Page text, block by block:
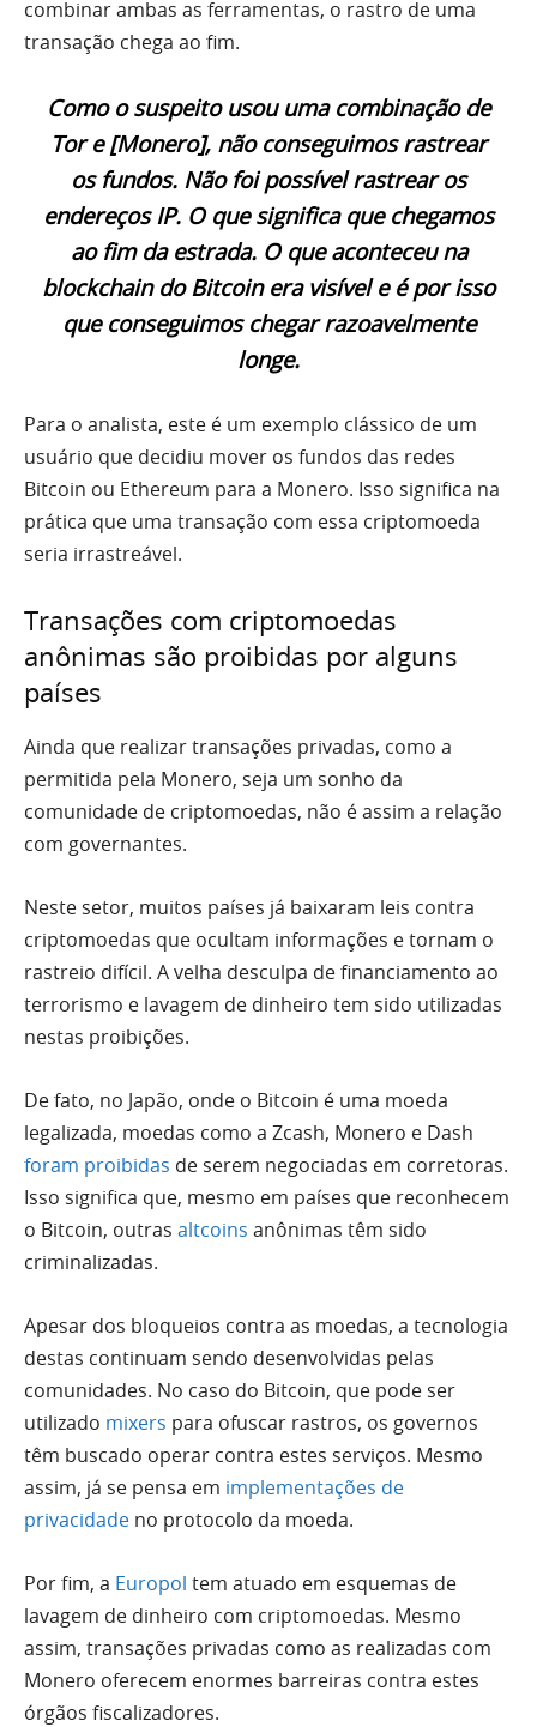
combinar ambas as ferramentas, o rastro de uma
transação chega ao fim.
Como o suspeito usou uma combinação de
Tor e [Monero], não conseguimos rastrear
os fundos. Não foi possível rastrear os
endereços IP. O que significa que chegamos
ao fim da estrada. O que aconteceu na
blockchain do Bitcoin era visível e é por isso
que conseguimos chegar razoavelmente
longe.
Para o analista, este é um exemplo clássico de um
usuário que decidiu mover os fundos das redes
Bitcoin ou Ethereum para a Monero. Isso significa na
prática que uma transação com essa criptomoeda
seria irrastreável.
Transações com criptomoedas
anônimas são proibidas por alguns
países
Ainda que realizar transações privadas, como a
permitida pela Monero, seja um sonho da
comunidade de criptomoedas, não é assim a relação
com governantes.
Neste setor, muitos países já baixaram leis contra
criptomoedas que ocultam informações e tornam o
rastreio difícil. A velha desculpa de financiamento ao
terrorismo e lavagem de dinheiro tem sido utilizadas
nestas proibições.
De fato, no Japão, onde o Bitcoin é uma moeda
legalizada, moedas como a Zcash, Monero e Dash
foram proibidas de serem negociadas em corretoras.
Isso significa que, mesmo em países que reconhecem
o Bitcoin, outras altcoins anônimas têm sido
criminalizadas.
Apesar dos bloqueios contra as moedas, a tecnologia
destas continuam sendo desenvolvidas pelas
comunidades. No caso do Bitcoin, que pode ser
utilizado mixers para ofuscar rastros, os governos
têm buscado operar contra estes serviços. Mesmo
assim, já se pensa em implementações de
privacidade no protocolo da moeda.
Por fim, a Europol tem atuado em esquemas de
lavagem de dinheiro com criptomoedas. Mesmo
assim, transações privadas como as realizadas com
Monero oferecem enormes barreiras contra estes
órgãos fiscalizadores.